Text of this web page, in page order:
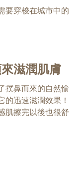
要穿梭在城市中的
滋潤肌膚
撲鼻而來的自然愉
迅速滋潤效果！
肌擦完以後也很舒